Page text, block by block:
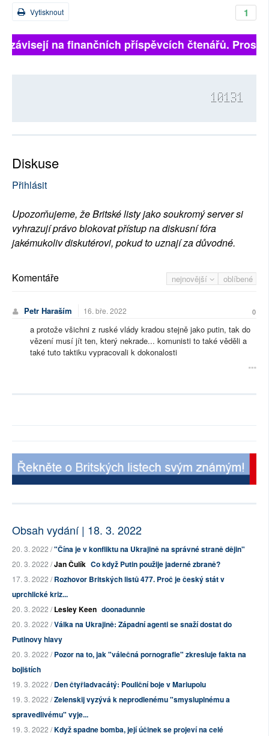
1
Vytisknout
na finančních příspěvcích čtenářů.
10131
Diskuse
Přihlásit
Upozorňujeme, že Britské listy jako soukromý server si
vyhrazují právo blokovat přístup na diskusní fóra
jakémukoliv diskutérovi, pokud to uznají za důvodné.
nejnovější oblíbené
Komentáře
Petr Haraším 16. bře. 2022 0
a protože všichni z ruské vlády kradou stejně jako putin, tak do
vězení musí jít ten, který nekrade... komunisti to také věděli a
také tuto taktiku vypracovali k dokonalosti
Obsah vydání | 18. 3. 2022
20. 3. 2022 /"Čína je v konfliktu na Ukrajině na správné straně dějin"
20. 3. 2022 /Jan Čulík Co když Putin použije jaderné zbraně?
17. 3. 2022 /Rozhovor Britských listů 477. Proč je český stát v
uprchlické kriz...
20. 3. 2022 /Lesley Keen doonadunnie
20. 3. 2022 /Válka na Ukrajině: Západní agenti se snaží dostat do
Putinovy hlavy
20. 3. 2022 /Pozor na to, jak "válečná pornografie" zkresluje fakta na
bojištích
19. 3. 2022 /Den čtyřiadvacátý: Pouliční boje v Mariupolu
19. 3. 2022 /Zelenskij vyzývá k neprodlenému "smysluplnému a
spravedlivému" vyje...
19. 3. 2022 /Když spadne bomba, její účinek se projeví na celé